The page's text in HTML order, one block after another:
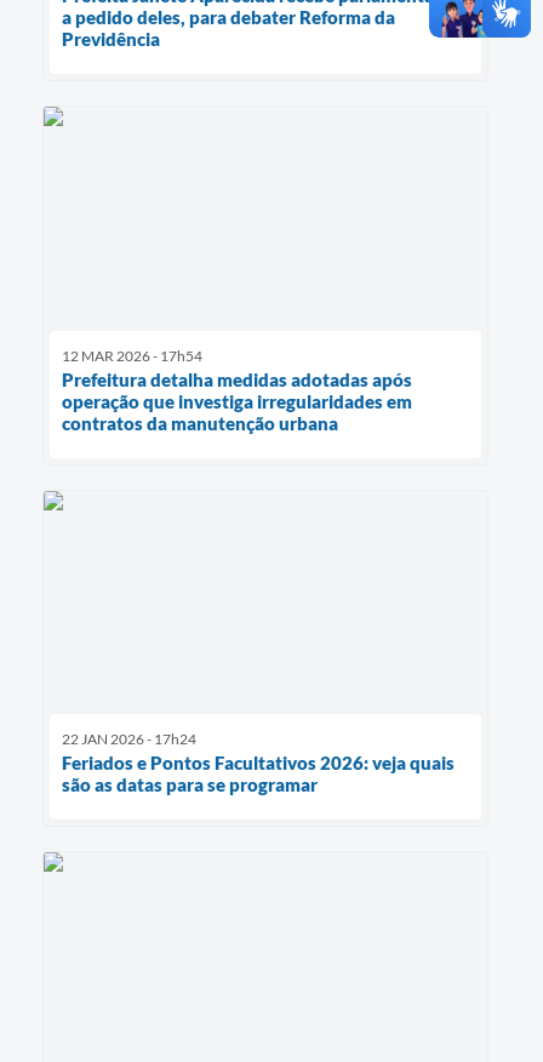
a pedido deles, para debater Reforma da
Previdência
12 MAR 2026 - 17h54
Prefeitura detalha medidas adotadas após
operação que investiga irregularidades em
contratos da manutenção urbana
22 JAN 2026 - 17h24
Feriados e Pontos Facultativos 2026: veja quais
são as datas para se programar